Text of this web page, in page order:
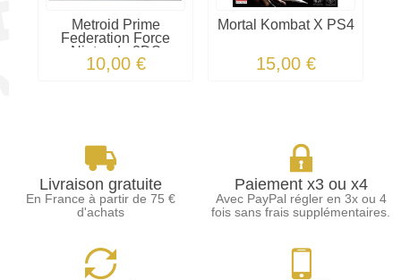
Metroid Prime
Federation Force
Nintendo 3DS
10,00 €
Mortal Kombat X PS4
15,00 €
Livraison gratuite
En France à partir de 75 €
d'achats
Paiement x3 ou x4
Avec PayPal régler en 3x ou 4
fois sans frais supplémentaires.